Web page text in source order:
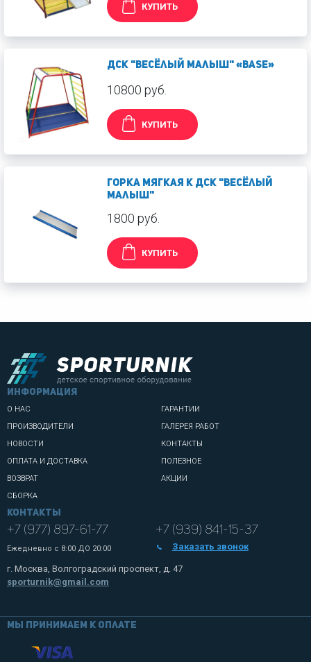
КУПИТЬ
ДСК "Весёлый малыш" «BASE»
10800 руб.
КУПИТЬ
Горка МЯГКАЯ к ДСК "Весёлый
малыш"
1800 руб.
КУПИТЬ
информация
О НАС
ПРОИЗВОДИТЕЛИ
НОВОСТИ
ОПЛАТА И ДОСТАВКА
ВОЗВРАТ
СБОРКА
ГАРАНТИИ
ГАЛЕРЕЯ РАБОТ
КОНТАКТЫ
ПОЛЕЗНОЕ
АКЦИИ
Контакты
+7 (977) 897-61-77
Ежедневно с 8:00 ДО 20:00
+7 (939) 841-15-37
Заказать звонок
г. Москва, Волгоградский проспект, д. 47
sporturnik@gmail.com
Мы принимаем к оплате